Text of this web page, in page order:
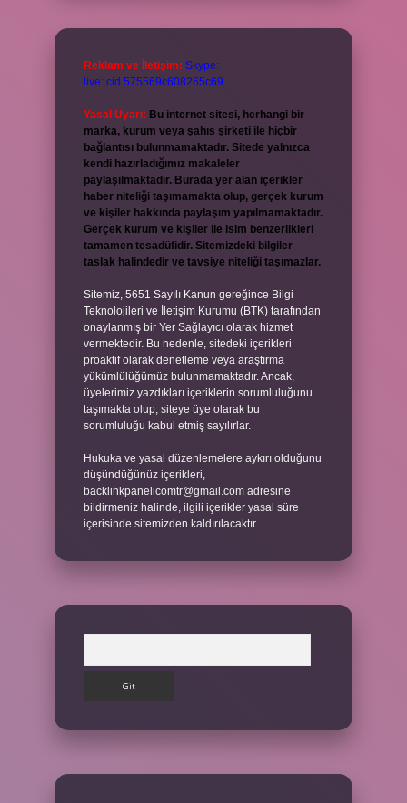
Reklam ve İletişim: Skype:
live:.cid.575569c608265c69
Yasal Uyarı: Bu internet sitesi, herhangi bir
marka, kurum veya şahıs şirketi ile hiçbir
bağlantısı bulunmamaktadır. Sitede yalnızca
kendi hazırladığımız makaleler
paylaşılmaktadır. Burada yer alan içerikler
haber niteliği taşımamakta olup, gerçek kurum
ve kişiler hakkında paylaşım yapılmamaktadır.
Gerçek kurum ve kişiler ile isim benzerlikleri
tamamen tesadüfidir. Sitemizdeki bilgiler
taslak halindedir ve tavsiye niteliği taşımazlar.
Sitemiz, 5651 Sayılı Kanun gereğince Bilgi
Teknolojileri ve İletişim Kurumu (BTK) tarafından
onaylanmış bir Yer Sağlayıcı olarak hizmet
vermektedir. Bu nedenle, sitedeki içerikleri
proaktif olarak denetleme veya araştırma
yükümlülüğümüz bulunmamaktadır. Ancak,
üyelerimiz yazdıkları içeriklerin sorumluluğunu
taşımakta olup, siteye üye olarak bu
sorumluluğu kabul etmiş sayılırlar.
Hukuka ve yasal düzenlemelere aykırı olduğunu
düşündüğünüz içerikleri,
backlinkpanelicomtr@gmail.com adresine
bildirmeniz halinde, ilgili içerikler yasal süre
içerisinde sitemizden kaldırılacaktır.